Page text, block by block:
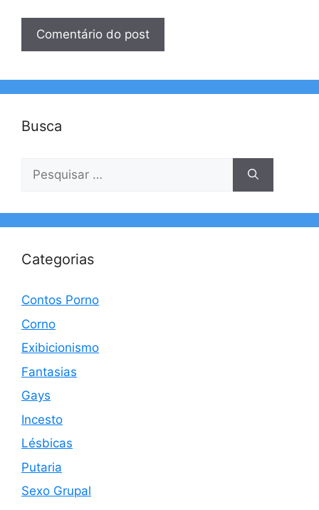
Busca
Pesquisar
Categorias
Contos Porno
Corno
Exibicionismo
Fantasias
Gays
Incesto
Lésbicas
Putaria
Sexo Grupal